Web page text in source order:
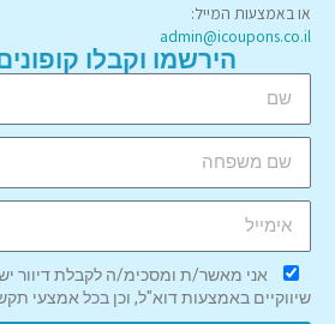
או באמצעות המייל:
admin@icoupons.co.il
הירשמו וקבלו
אני מאשר/ת ומסכימ/ה לקבלת דיוור
שיווקיים באמצעות דוא"ל, וכן בכל אמצעי